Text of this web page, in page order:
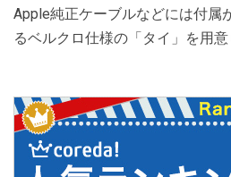
Apple純正ケーブルなどには付属
るベルクロ仕様の「タイ」を用意